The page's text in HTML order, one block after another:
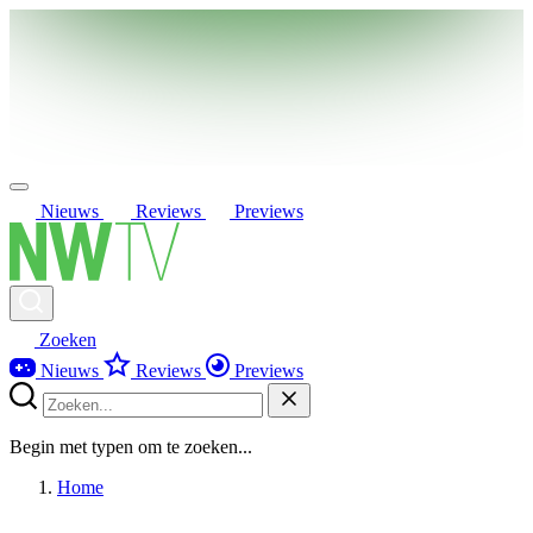
Nieuws Reviews Previews
Zoeken
Nieuws
Reviews Previews
Begin met typen om te zoeken...
Home